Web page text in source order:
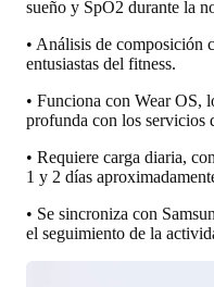
sueño y SpO2 durante la
• Análisis de composición
entusiastas del fitness.
• Funciona con Wear OS,
profunda con los servicios
• Requiere carga diaria,
1 y 2 días
• Se sincroniza con
el seguimiento de la